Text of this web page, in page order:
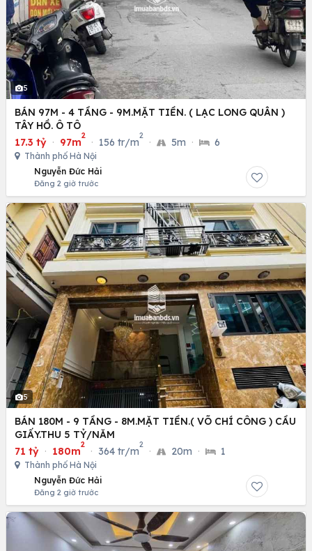
5
BÁN 97M - 4 TẦNG - 9M.MẶT TIỀN. ( LẠC LONG QUÂN )
TÂY HỒ. Ô TÔ
17.3 tỷ · 97m
2
· 156 tr/m
2
· 5m · 6
Thành phố Hà Nội
Nguyễn Đức Hải
Đăng 2 giờ trước
5
BÁN 180M - 9 TẦNG - 8M.MẶT TIỀN.( VÕ CHÍ CÔNG ) CẦU
GIẤY.THU 5 TỶ/NĂM
71 tỷ · 180m
2
· 364 tr/m
2
· 20m · 1
Thành phố Hà Nội
Nguyễn Đức Hải
Đăng 2 giờ trước